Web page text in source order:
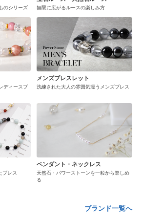
のシリーズ 無限に広がるルースの楽しみ方
ディースブ
メンズブレスレット
洗練された大人の雰囲気漂うメンズブレス
ブレス
ペンダント・ネックレス
天然石・パワーストーンを一粒から楽しめ
る
ブランド一覧へ